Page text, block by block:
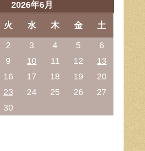
2026年6月
火 水 木 金 土
2 3 4 5
6
9 10 11 12
13
16 17 18 19
20
23 24 25 26
27
30